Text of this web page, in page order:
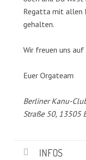
Regatta mit allen
gehalten.
Wir freuen uns auf
Euer Orgateam
Berliner Kanu-
Straße 50, 13505
INFOS